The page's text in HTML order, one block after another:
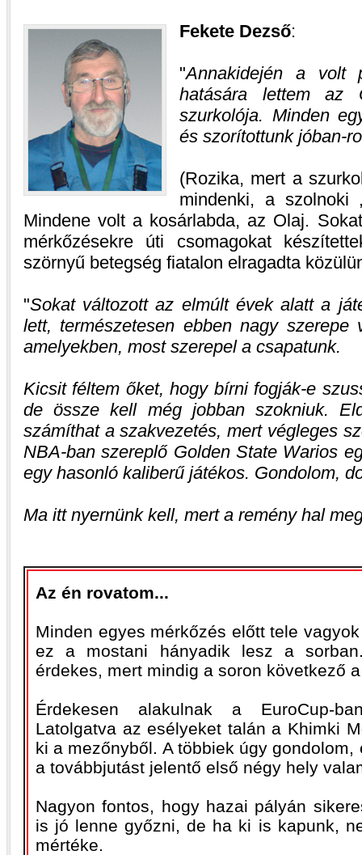
Fekete Dezső:
Annakidején a volt
hatására lettem az
szurkolója. Minden
és szorítottunk jóban-
(Rozika, mert a
mindenki, a szolnoki
Mindene volt a kosárlabda, az Olaj.
mérkőzésekre úti csomagokat
szörnyű betegség fiatalon elragadta
Sokat változott az elmúlt évek alatt a
lett, természetesen ebben nagy szerepe
amelyekben, most szerepel a csapatunk.
Kicsit féltem őket, hogy bírni fogják-e
de össze kell még jobban szokniuk.
számíthat a szakvezetés, mert végleges
NBA-ban szereplő Golden State Warios
egy hasonló kaliberű játékos. Gondolom,
Ma itt nyernünk kell, mert a remény hal
Az én rovatom...
Minden egyes mérkőzés előtt tele
ez a mostani hányadik lesz a
érdekes, mert mindig a soron következő
Érdekesen alakulnak a EuroCup-
Latolgatva az esélyeket talán a Khimki
ki a mezőnyből. A többiek úgy
a továbbjutást jelentő első négy hely
Nagyon fontos, hogy hazai pályán
is jó lenne győzni, de ha ki is kapunk,
mértéke.